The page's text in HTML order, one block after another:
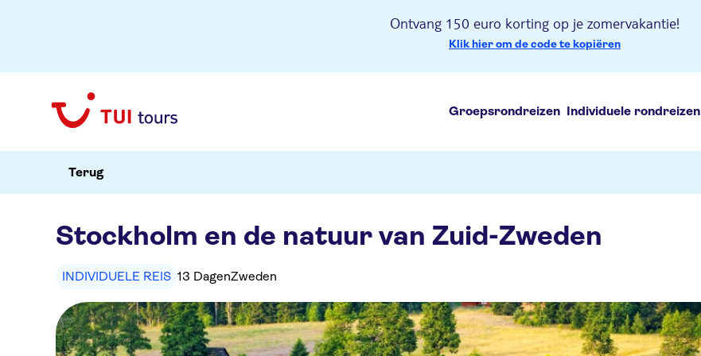
Ontvang 150 euro korting op je zomervakantie!
Klik hier om de code te kopiëren
Groepsrondreizen Individuele rondreizen
Terug
Stockholm en de natuur van Zuid-Zweden
INDIVIDUELE REIS 13 DagenZweden